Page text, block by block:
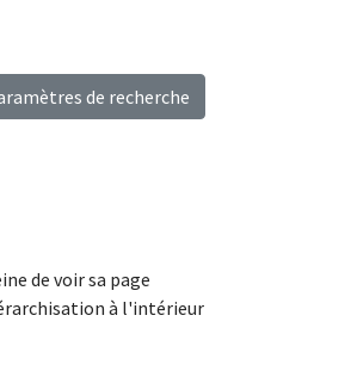
de recherche
de voir sa page
à l'intérieur